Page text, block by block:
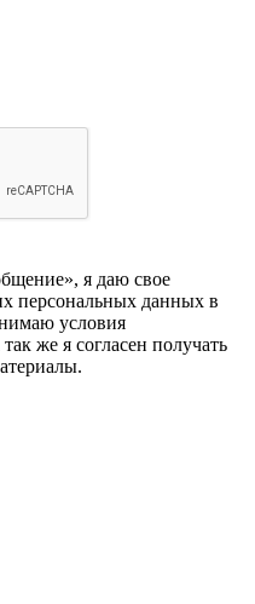
я даю свое
персональных данных в
условия
так же я согласен получать